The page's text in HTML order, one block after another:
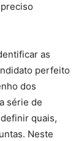
as
perfeito
dos
série de
quais,
Neste